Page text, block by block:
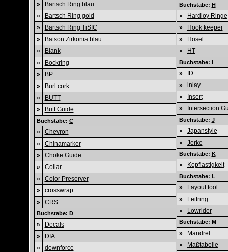
»
Bartsch Ring blau
»
Bartsch Ring gold
»
Bartsch Ring TiSIC
»
Batson Zirkonia blau
»
Blank
»
Bockring
»
BP
»
Burl cork
»
BUTT
»
Butt Guide
Buchstabe: C
»
Chevron
»
Chinamarker
»
Choke Guide
»
Collar
»
Color Preserver
»
crosswrap
»
CRS
Buchstabe: D
»
Decals
»
DIA.
»
downforce
Buchstabe: H
»
Hardloy Ringe
»
Hook keeper
»
Hosel
»
HT
Buchstabe: I
»
ID
»
inlay
»
Insert
»
Intersection
Buchstabe: J
»
Japanstyle
»
Jerke
Buchstabe: K
» Kopflastigkeit
Buchstabe: L
»
Layout tool
»
Leitring
»
Lowrider
Buchstabe: M
»
Mandrel
»
Maßtabelle